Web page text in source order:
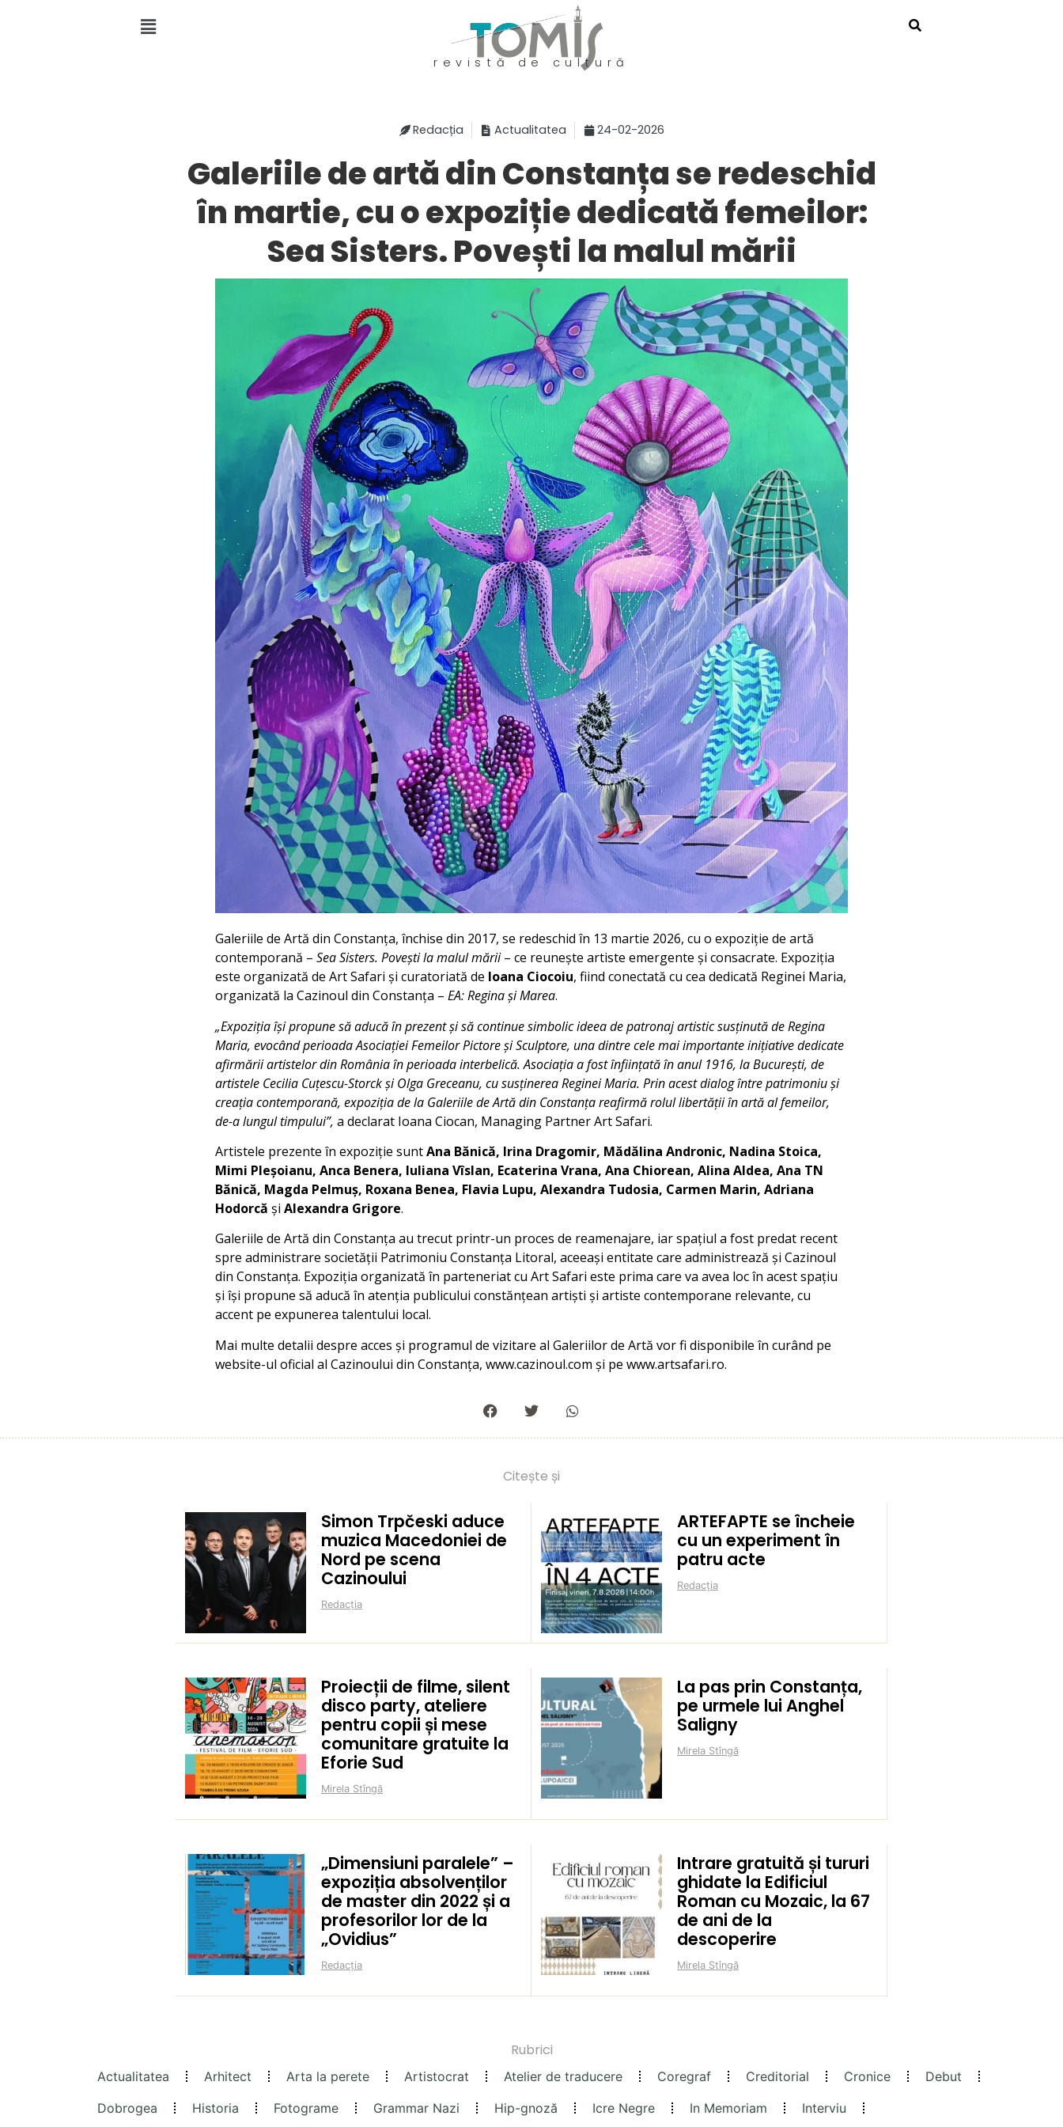
revistă de cultură
Redacția Actualitatea 24-02-2026
Galeriile de artă din Constanța se redeschid
în martie, cu o expoziție dedicată femeilor:
Sea Sisters. Povești la malul mării
Galeriile de Artă din Constanța, închise din 2017, se redeschid în 13 martie 2026, cu o expoziție de artă
contemporană – Sea Sisters. Povești la malul mării– ce reunește artiste emergente și consacrate. Expoziția
este organizată de Art Safari și curatoriată de Ioana Ciocoiu, fiind conectată cu cea dedicată Reginei Maria,
organizată la Cazinoul din Constanța – EA: Regina și Marea.
„Expoziția își propune să aducă în prezent și să continue simbolic ideea de patronaj artistic susținută de Regina
Maria, evocând perioada Asociației Femeilor Pictore și Sculptore, una dintre cele mai importante inițiative dedicate
afirmării artistelor din România în perioada interbelică. Asociația a fost înființată în anul 1916, la București, de
artistele Cecilia Cuţescu-Storck și Olga Greceanu, cu susținerea Reginei Maria. Prin acest dialog între patrimoniu și
creația contemporană, expoziția de la Galeriile de Artă din Constanța reafirmă rolul libertății în artă al femeilor,
de-a lungul timpului”, a declarat Ioana Ciocan, Managing Partner Art Safari.
Artistele prezente în expoziție suntAna Bănică, Irina Dragomir, Mădălina Andronic, Nadina Stoica,
Mimi Pleșoianu, Anca Benera, Iuliana Vîslan, Ecaterina Vrana, Ana Chiorean, Alina Aldea, Ana TN
Bănică, Magda Pelmuș, Roxana Benea, Flavia Lupu, Alexandra Tudosia, Carmen Marin, Adriana
Hodorcă și Alexandra Grigore.
Galeriile de Artă din Constanța au trecut printr-un proces de reamenajare, iar spațiul a fost predat recent
spre administrare societății Patrimoniu Constanța Litoral, aceeași entitate care administrează și Cazinoul
din Constanța. Expoziția organizată în parteneriat cu Art Safari este prima care va avea loc în acest spațiu
și își propune să aducă în atenția publicului constănțean artiști și artiste contemporane relevante, cu
accent pe expunerea talentului local.
Mai multe detalii despre acces și programul de vizitare al Galeriilor de Artă vor fi disponibile în curând pe
website-ul oficial al Cazinoului din Constanța, www.cazinoul.com și pe www.artsafari.ro.
Citește și
Simon Trpčeski aduce
muzica Macedoniei de
Nord pe scena
Cazinoului
Redacția
ARTEFAPTE se încheie
cu un experiment în
patru acte
Redacția
Proiecții de filme, silent
disco party, ateliere
pentru copii și mese
comunitare gratuite la
Eforie Sud
Mirela Stîngă
La pas prin Constanța,
pe urmele lui Anghel
Saligny
Mirela Stîngă
„Dimensiuni paralele” –
expoziția absolvenților
de master din 2022 și a
profesorilor lor de la
„Ovidius”
Redacția
Intrare gratuită și tururi
ghidate la Edificiul
Roman cu Mozaic, la 67
de ani de la
descoperire
Mirela Stîngă
Rubrici
Actualitatea Arhitect Arta la perete Artistocrat Atelier de traducere Coregraf Creditorial Cronice
Debut
Dobrogea
Historia Fotograme Grammar Nazi Hip-gnoză Icre Negre In Memoriam Interviu